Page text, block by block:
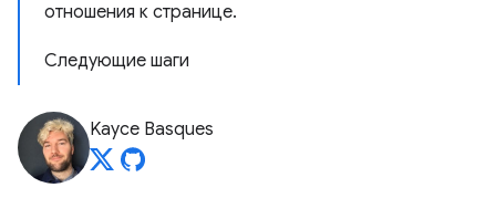
отношения к странице.
Следующие шаги
Kayce Basques